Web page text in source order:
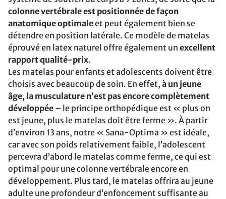
colonne vertébrale est positionnée de façon
anatomique optimaleet peut également bien se
détendre en position latérale. Ce modèle de matelas
éprouvé en latex naturel offre également un excellent
rapport qualité-prix.
Les matelas pour enfants et adolescents doivent être
choisis avec beaucoup de soin. En effet, à un jeune
âge, la musculature n’est pas encore complètement
développée – le principe orthopédique est « plus on
est jeune, plus le matelas doit être ferme ». À partir
d’environ 13 ans, notre « Sana-Optima » est idéale,
car avec son poids relativement faible, l’adolescent
percevra d’abord le matelas comme ferme, ce qui est
optimal pour une colonne vertébrale encore en
développement. Plus tard, le matelas offrira au jeune
adulte une profondeur d’enfoncement suffisante au